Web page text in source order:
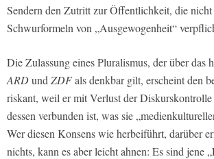
Sendern den Zutritt zur Öffentlichkeit, die nicht
Schwurformeln von „Ausgewogenheit“
Die Zulassung eines Pluralismus, der über das
ARDund ZDFals denkbar gilt, erscheint den
riskant, weil er mit Verlust der
dessen verbunden ist, was sie
Wer diesen Konsens wie herbeiführt, darüber
nichts, kann es aber leicht ahnen: Es sind jene